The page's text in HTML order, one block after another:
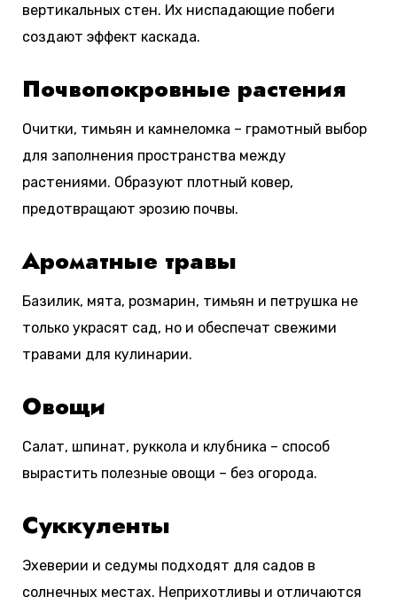
вертикальных стен. Их ниспадающие побеги
создают эффект каскада.
Почвопокровные растения
Очитки, тимьян и камнеломка – грамотный выбор
для заполнения пространства между
растениями. Образуют плотный ковер,
предотвращают эрозию почвы.
Ароматные травы
Базилик, мята, розмарин, тимьян и петрушка не
только украсят сад, но и обеспечат свежими
травами для кулинарии.
Овощи
Салат, шпинат, руккола и клубника – способ
вырастить полезные овощи – без огорода.
Суккуленты
Эхеверии и седумы подходят для садов в
солнечных местах. Неприхотливы и отличаются